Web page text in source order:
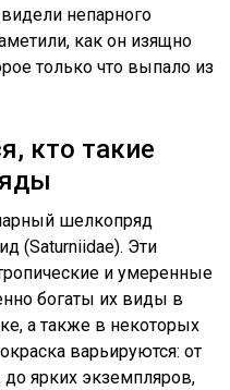
непарного
как он изящно
только что выпало из
кто такие
шелкопряд
(Saturniidae). Эти
и умеренные
богаты их виды в
а также в некоторых
варьируются: от
ярких экземпляров,